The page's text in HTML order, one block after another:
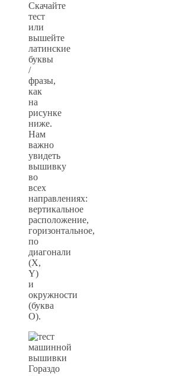
Скачайте
тест
или
вышейте
латинские
буквы
/
фразы,
как
на
рисунке
ниже.
Нам
важно
увидеть
вышивку
во
всех
направлениях:
вертикальное
расположение,
горизонтальное,
по
диагонали
(X,
Y)
и
окружности
(буква
О).
Гораздо